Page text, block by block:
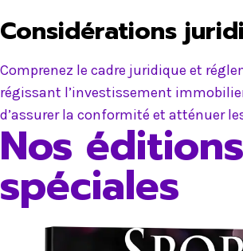
Considérations
Comprenez le cadre juridique et
régissant l’investissement
d’assurer la conformité et atténuer
Nos éditions
spéciales